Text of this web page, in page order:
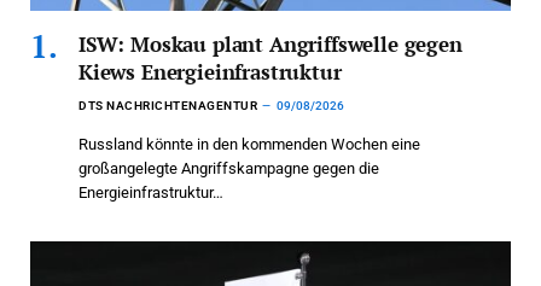
ISW: Moskau plant Angriffswelle gegen
Kiews Energieinfrastruktur
DTS NACHRICHTENAGENTUR 09/08/2026
Russland könnte in den kommenden Wochen eine
großangelegte Angriffskampagne gegen die
Energieinfrastruktur…